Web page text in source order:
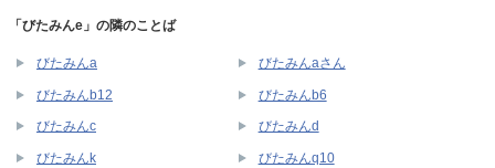
「びたみんe」の隣のことば
びたみんa びたみんaさん
びたみんb12 びたみんb6
びたみんc びたみんd
びたみんk びたみんq10